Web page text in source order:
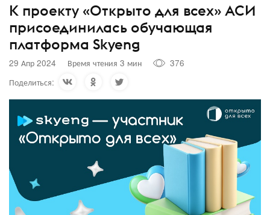
К проекту «Открыто для всех» АСИ
присоединилась обучающая
платформа Skyeng
29 Апр 2024 Время чтения 3 мин
376
Поделиться: